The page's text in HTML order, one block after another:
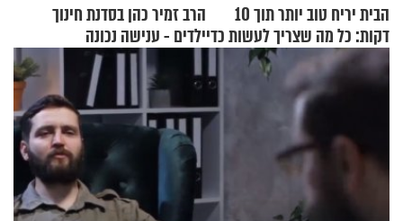
הבית יריח טוב יותר תוך 10
דקות: כל מה שצריך לעשות כדי
לרענן את הבית
הרב זמיר כהן בסדנת חינוך
ילדים - ענישה נכונה